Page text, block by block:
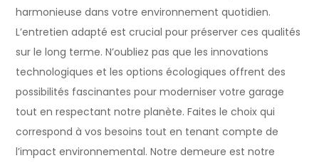
harmonieuse dans votre environnement quotidien.
L’entretien adapté est crucial pour préserver ces qualités
sur le long terme. N’oubliez pas que les innovations
technologiques et les options écologiques offrent des
possibilités fascinantes pour moderniser votre garage
tout en respectant notre planète. Faites le choix qui
correspond à vos besoins tout en tenant compte de
l’impact environnemental. Notre demeure est notre